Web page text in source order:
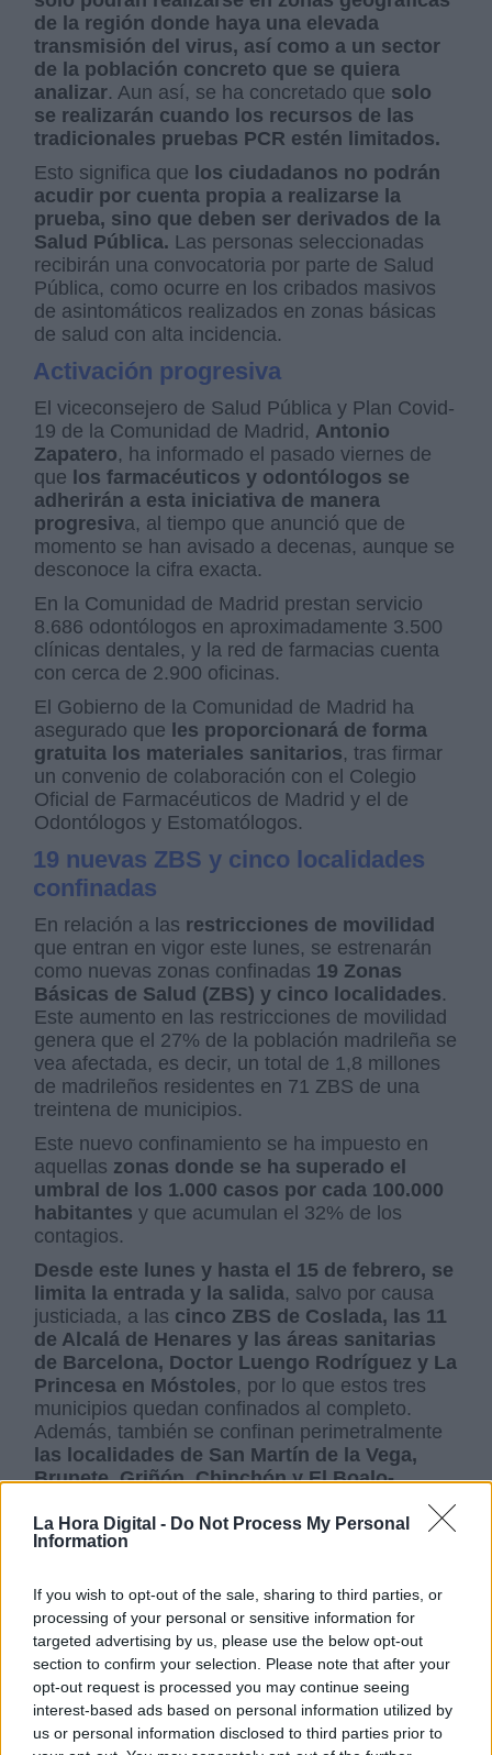
La Hora Digital - Do Not Process My Personal
Information
If you wish to opt-out of the sale, sharing to third parties, or
processing of your personal or sensitive information for
targeted advertising by us, please use the below opt-out
section to confirm your selection. Please note that after your
opt-out request is processed you may continue seeing
interest-based ads based on personal information utilized by
us or personal information disclosed to third parties prior to
de la región donde haya una elevada
transmisión del virus, así como a un sector
de la población concreto que se quiera
analizar. Aun así, se ha concretado que solo
se realizarán cuando los recursos de las
tradicionales pruebas PCR estén limitados.
Esto significa que los ciudadanos no podrán
acudir por cuenta propia a realizarse la
prueba, sino que deben ser derivados de la
Salud Pública. Las personas seleccionadas
recibirán una convocatoria por parte de Salud
Pública, como ocurre en los cribados masivos
de asintomáticos realizados en zonas básicas
de salud con alta incidencia.
Activación progresiva
El viceconsejero de Salud Pública y Plan Covid-
19 de la Comunidad de Madrid, Antonio
Zapatero, ha informado el pasado viernes de
que los farmacéuticos y odontólogos se
adherirán a esta iniciativa de manera
progresiva, al tiempo que anunció que de
momento se han avisado a decenas, aunque se
desconoce la cifra exacta.
En la Comunidad de Madrid prestan servicio
8.686 odontólogos en aproximadamente 3.500
clínicas dentales, y la red de farmacias cuenta
con cerca de 2.900 oficinas.
El Gobierno de la Comunidad de Madrid ha
asegurado que les proporcionará de forma
gratuita los materiales sanitarios, tras firmar
un convenio de colaboración con el Colegio
Oficial de Farmacéuticos de Madrid y el de
Odontólogos y Estomatólogos.
19 nuevas ZBS y cinco localidades
confinadas
En relación a las restricciones de movilidad
que entran en vigor este lunes, se estrenarán
como nuevas zonas confinadas 19 Zonas
Básicas de Salud (ZBS) y cinco localidades.
Este aumento en las restricciones de movilidad
genera que el 27% de la población madrileña se
vea afectada, es decir, un total de 1,8 millones
de madrileños residentes en 71 ZBS de una
treintena de municipios.
Este nuevo confinamiento se ha impuesto en
aquellas zonas donde se ha superado el
umbral de los 1.000 casos por cada 100.000
habitantes y que acumulan el 32% de los
contagios.
Desde este lunes y hasta el 15 de febrero, se
limita la entrada y la salida, salvo por causa
justiciada, a las cinco ZBS de Coslada, las 11
de Alcalá de Henares y las áreas sanitarias
de Barcelona, Doctor Luengo Rodríguez y La
Princesa en Móstoles, por lo que estos tres
municipios quedan confinados al completo.
Además, también se confinan perimetralmente
las localidades de San Martín de la Vega,
Brunete, Griñón, Chinchón y El Boalo-
Por su parte,las zonas en las que se ha
deAlameda de Osuna (Barajas), Benita de
Ávila (Hortaleza) y Las Tablas (Fuencarral-El
Pardo).
Zapateroha informado quela situación es
críticay que “los últimos datos muestran un
aumento de casos de coronavirus del 16% con